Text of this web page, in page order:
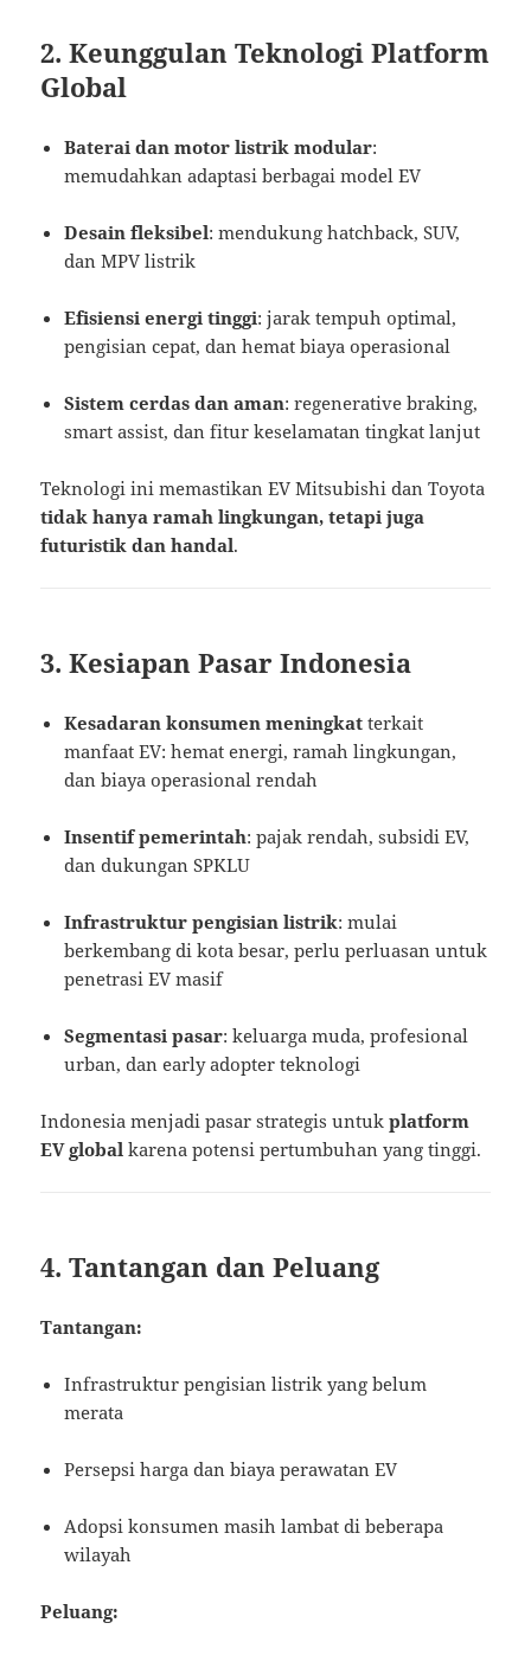
2. Keunggulan Teknologi Platform
Global
Baterai dan motor listrik modular:
memudahkan adaptasi berbagai model EV
Desain fleksibel: mendukung hatchback, SUV,
dan MPV listrik
Efisiensi energi tinggi: jarak tempuh optimal,
pengisian cepat, dan hemat biaya operasional
Sistem cerdas dan aman: regenerative braking,
smart assist, dan fitur keselamatan tingkat lanjut
Teknologi ini memastikan EV Mitsubishi dan Toyota
tidak hanya ramah lingkungan, tetapi juga
futuristik dan handal.
3. Kesiapan Pasar Indonesia
Kesadaran konsumen meningkat terkait
manfaat EV: hemat energi, ramah lingkungan,
dan biaya operasional rendah
Insentif pemerintah: pajak rendah, subsidi EV,
dan dukungan SPKLU
Infrastruktur pengisian listrik: mulai
berkembang di kota besar, perlu perluasan untuk
penetrasi EV masif
Segmentasi pasar: keluarga muda, profesional
urban, dan early adopter teknologi
Indonesia menjadi pasar strategis untukplatform
EV global karena potensi pertumbuhan yang tinggi.
4. Tantangan dan Peluang
Tantangan:
Infrastruktur pengisian listrik yang belum
merata
Persepsi harga dan biaya perawatan EV
Adopsi konsumen masih lambat di beberapa
wilayah
Peluang: